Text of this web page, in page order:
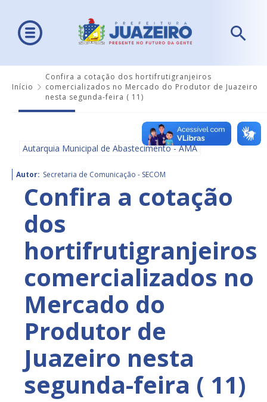
Início
Confira a cotação dos hortifrutigranjeiros
comercializados no Mercado do Produtor de Juazeiro
nesta segunda-feira ( 11)
Autarquia Municipal de Abastecimento - AMA
Autor: Secretaria de Comunicação - SECOM
Confira a cotação
dos
hortifrutigranjeiros
comercializados no
Mercado do
Produtor de
Juazeiro nesta
segunda-feira ( 11)